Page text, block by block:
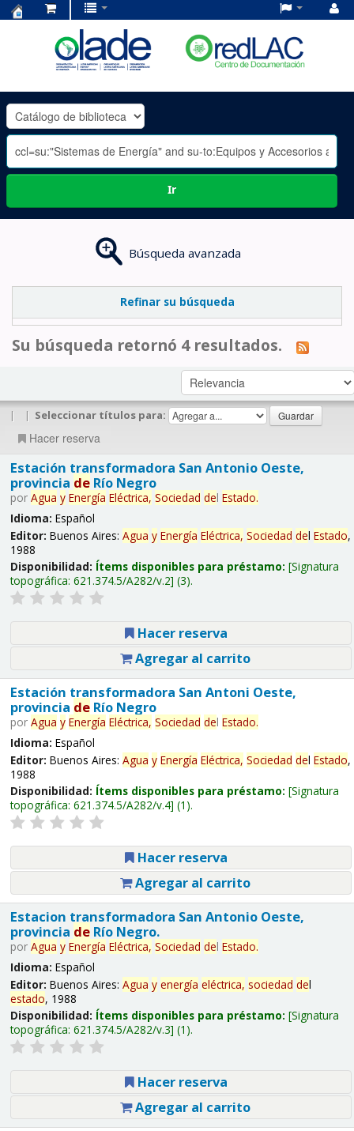
OLADE
-
Ir
Búsqueda avanzada
Refinar su búsqueda
Su búsqueda retornó 4 resultados.
| | Seleccionar títulos para:
Hacer reserva
Estación transformadora San Antonio Oeste,
provincia deRío Negro
por Agua y Energía Eléctrica, Sociedad del Estado.
Idioma: Español
Editor: Buenos Aires: Agua y Energía Eléctrica, Sociedad del Estado,
1988
Disponibilidad: Ítems disponibles para préstamo: Signatura
topográfica: 621.374.5/A282/v.2 (3).
Hacer reserva
Agregar al carrito
Estación transformadora San Antoni Oeste,
provincia deRío Negro
por Agua y Energía Eléctrica, Sociedad del Estado.
Idioma: Español
Editor: Buenos Aires: Agua y Energía Eléctrica, Sociedad del Estado,
1988
Disponibilidad: Ítems disponibles para préstamo: Signatura
topográfica: 621.374.5/A282/v.4 (1).
Hacer reserva
Agregar al carrito
Estacion transformadora San Antonio Oeste,
provincia deRío Negro.
por Agua y Energía Eléctrica, Sociedad del Estado.
Idioma: Español
Editor: Buenos Aires: Agua y energía eléctrica, sociedad del
estado, 1988
Disponibilidad: Ítems disponibles para préstamo: Signatura
topográfica: 621.374.5/A282/v.3 (1).
Hacer reserva
Agregar al carrito